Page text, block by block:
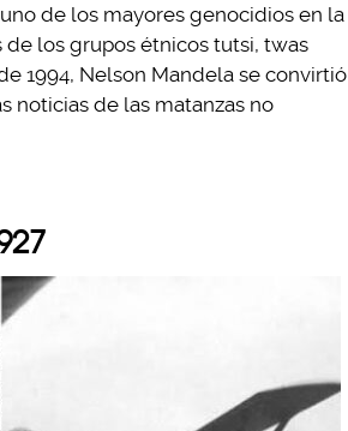
de los mayores genocidios en la
de los grupos étnicos tutsi, twas
1994, Nelson Mandela se convirtió
noticias de las matanzas no